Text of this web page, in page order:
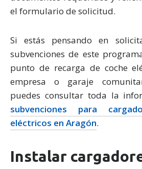
el formulario de solicitud.
Si estás pensando en
subvenciones de este
punto de recarga de coche
empresa o garaje
puedes consultar toda la
subvenciones para
eléctricos en Aragón.
Instalar